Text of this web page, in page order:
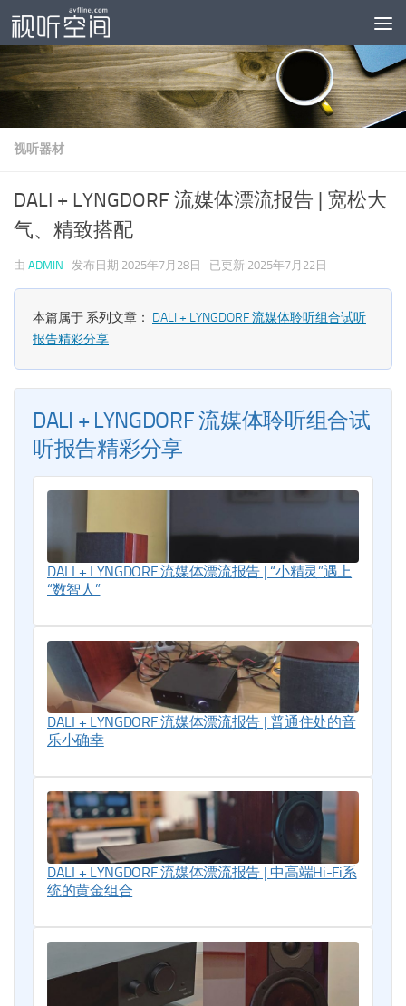
跳至内容
视听器材
DALI + LYNGDORF 流媒体漂流报告 | 宽松大
气、精致搭配
由 ADMIN · 发布日期 2025年7月28日 · 已更新 2025年7月22日
本篇属于 系列文章： DALI + LYNGDORF 流媒体聆听组合试听
报告精彩分享
DALI + LYNGDORF 流媒体聆听组合试
听报告精彩分享
DALI + LYNGDORF 流媒体漂流报告 | “小精灵”遇上
“数智人”
DALI + LYNGDORF 流媒体漂流报告 | 普通住处的音
乐小确幸
DALI + LYNGDORF 流媒体漂流报告 | 中高端Hi-Fi系
统的黄金组合